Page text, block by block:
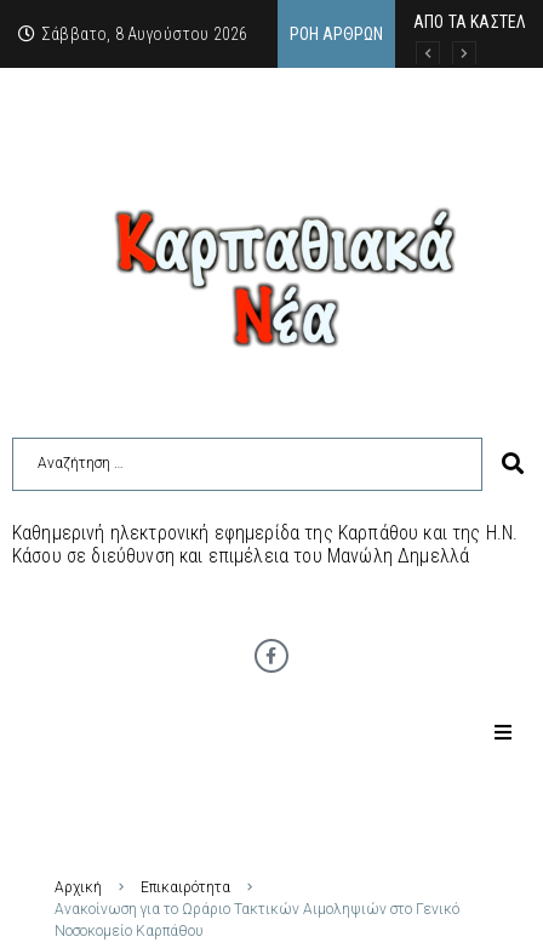
Σάββατο, 8 Αυγούστου 2026 ΡΟΉ ΆΡΘΡΩΝ
ΑΠΟ ΤΑ
Η άγνωστη
Νέος
Καθημερινή ηλεκτρονική εφημερίδα της Καρπάθου και της Η.Ν.
Κάσου σε διεύθυνση και επιμέλεια του Μανώλη Δημελλά
Αρχική
Επικαιρότητα
Ανακοίνωση για το Ωράριο Τακτικών Αιμοληψιών στο Γενικό
Νοσοκομείο Καρπάθου